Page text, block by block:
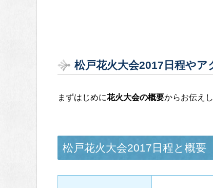
松戸花火大会2017日程やア
まずはじめに花火大会の概要からお伝えし
松戸花火大会2017日程と概要